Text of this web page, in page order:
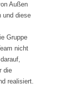
Außen
und diese
Gruppe
nicht
die
realisiert.